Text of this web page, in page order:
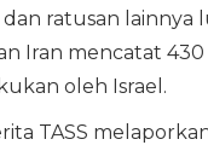
ratusan
Iran mencatat
oleh Israel.
TASS